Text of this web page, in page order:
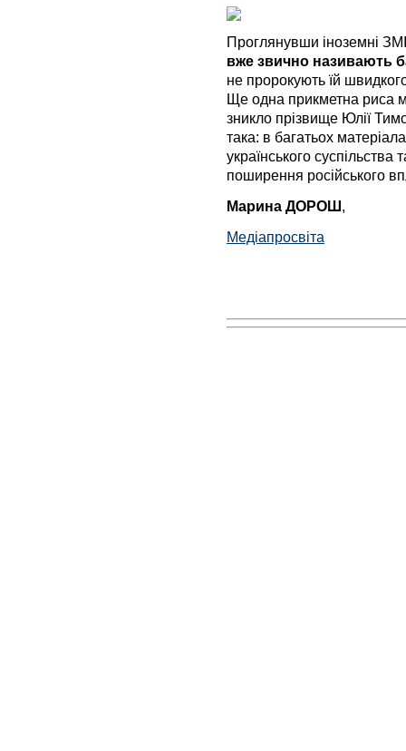
Проглянувши іноземні
вже звично називають
не пророкують їй
Ще одна прикметна риса
зникло прізвище Юлії
така: в багатьох
українського
поширення російського
Марина ДОРОШ,
Медіапросвіта